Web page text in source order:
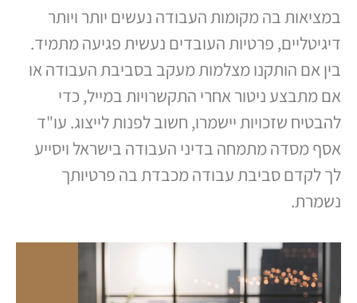
במציאות בה מקומות העבודה נעשים יותר ויותר
דיגיטליים, פרטיות העובדים נעשית פגיעה מתמיד.
בין אם הותקנו מצלמות מעקב בסביבת העבודה או
אם מתבצע ניטור אחרי התקשרויות במייל, כדי
להבטיח שזכויות יישמרו, חשוב לפנות לייצוג. עו"ד
אסף מסדה מתמחה בדיני העבודה בישראל ויסייע
לך לקדם סביבת עבודה מכבדת בה פרטיותך
נשמרת.